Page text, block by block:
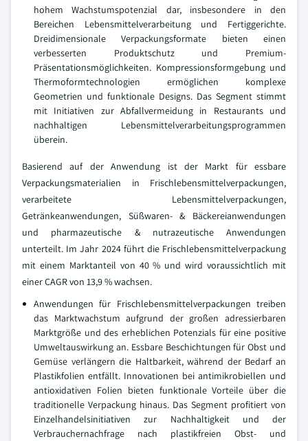
hohem Wachstumspotenzial dar, insbesondere in den
Bereichen Lebensmittelverarbeitung und Fertiggerichte.
Dreidimensionale Verpackungsformate bieten einen
verbesserten Produktschutz und Premium-
Präsentationsmöglichkeiten. Kompressionsformgebung und
Thermoformtechnologien ermöglichen komplexe
Geometrien und funktionale Designs. Das Segment stimmt
mit Initiativen zur Abfallvermeidung in Restaurants und
nachhaltigen Lebensmittelverarbeitungsprogrammen
überein.
Basierend auf der Anwendung ist der Markt für essbare
Verpackungsmaterialien in Frischlebensmittelverpackungen,
verarbeitete Lebensmittelverpackungen,
Getränkeanwendungen, Süßwaren- & Bäckereianwendungen
und pharmazeutische & nutrazeutische Anwendungen
unterteilt. Im Jahr 2024 führt die Frischlebensmittelverpackung
mit einem Marktanteil von 40 % und wird voraussichtlich mit
einer CAGR von 13,9 % wachsen.
Anwendungen für Frischlebensmittelverpackungen treiben
das Marktwachstum aufgrund der großen adressierbaren
Marktgröße und des erheblichen Potenzials für eine positive
Umweltauswirkung an. Essbare Beschichtungen für Obst und
Gemüse verlängern die Haltbarkeit, während der Bedarf an
Plastikfolien entfällt. Innovationen bei antimikrobiellen und
antioxidativen Folien bieten funktionale Vorteile über die
traditionelle Verpackung hinaus. Das Segment profitiert von
Einzelhandelsinitiativen zur Nachhaltigkeit und der
Verbrauchernachfrage nach plastikfreien Obst- und